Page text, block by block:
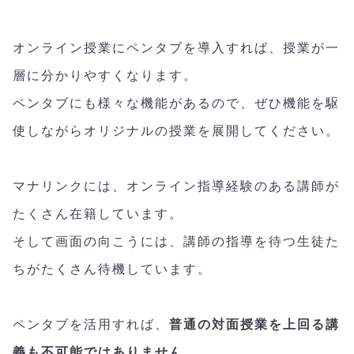
オンライン授業にペンタブを導入すれば、授業が一
層に分かりやすくなります。
ペンタブにも様々な機能があるので、ぜひ機能を駆
使しながらオリジナルの授業を展開してください。
マナリンクには、オンライン指導経験のある講師が
たくさん在籍しています。
そして画面の向こうには、講師の指導を待つ生徒た
ちがたくさん待機しています。
ペンタブを活用すれば、 普通の対面授業を上回る講